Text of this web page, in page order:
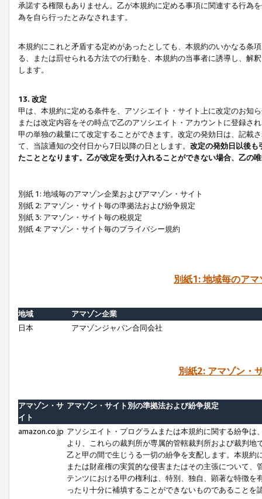
承諾する権限もありません。乙が本規約に定める事項に関連する行為
為を自ら行ったとみなされます。
本規約にこれと矛盾する定めがあったとしても、本規約のいかなる条
る、または罰せられる方法での行動を、本規約の当事者に誘導し、解
します。
13. 改定
甲は、本規約に定める条件を、アソシエイト・サイト上に改定のお知
または改定内容をその時点で乙のアソシエイト・アカウントに登録さ
甲の単独の裁量にて改定することができます。改定の発効日は、記載
て、当該通知の交付日から7日以降の日とします。 改定の発効日以後も
たこととなります。乙が改定を受け入れることができない場合、乙の
別紙 1: 地域毎のアマゾン企業およびアマゾン・サイト
別紙 2: アマゾン・サイト毎の準拠法および紛争規定
別紙 3: アマゾン・サイト毎の税規定
別紙 4: アマゾン・サイト毎のプライバシー規約
別紙1: 地域毎のア
地域
アマゾン企業
日本
アマゾンジャパン合同会社
別紙2: アマゾン・
アマゾン・サ
イト
アマゾン・サイト別の準拠法および紛争規定
amazon.co.jp アソシエイト・プログラムまたは本規約に関する紛争
より、これらの裁判所が専属的管轄裁判所および裁判
乙と甲の間で生じうる一切の紛争を支配します。本規
または財産権の実質的な侵害またはその主張について
テンツにおける甲の権利は、特別、独自、顕著な特徴
ったり十分に補填することができないものであることを